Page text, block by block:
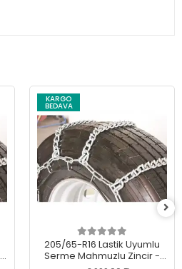
KARGO
BEDAVA
205/65-R16 Lastik Uyumlu
Serme Mahmuzlu Zincir -